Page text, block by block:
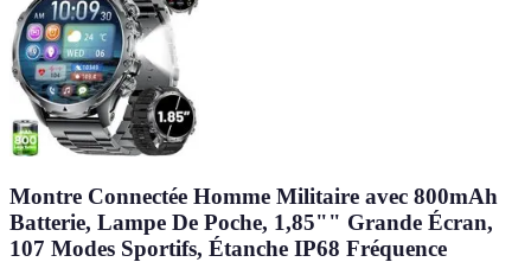
Montre Connectée Homme Militaire avec 800mAh
Batterie, Lampe De Poche, 1,85"" Grande Écran,
107 Modes Sportifs, Étanche IP68 Fréquence